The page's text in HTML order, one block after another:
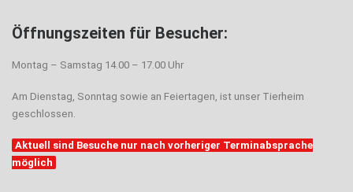
Öffnungszeiten für Besucher:
Montag – Samstag 14.00 – 17.00 Uhr
Am Dienstag, Sonntag sowie an Feiertagen, ist unser Tierheim
geschlossen.
Aktuell sind Besuche nur nach vorheriger Terminabsprache
möglich